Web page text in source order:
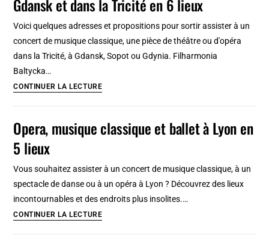
Opéra
ballet
d’avant
Gdansk et dans la Tricité en 6 lieux
Voici quelques adresses et propositions pour sortir assister à un
concert de musique classique, une pièce de théâtre ou d'opéra
dans la Tricité, à Gdansk, Sopot ou Gdynia. Filharmonia
Baltycka…
CONTINUER LA LECTUREMusique
et
la
Opera, musique classique et ballet à Lyon en
5 lieux
Vous souhaitez assister à un concert de musique classique, à un
spectacle de danse ou à un opéra à Lyon ? Découvrez des lieux
incontournables et des endroits plus insolites.…
CONTINUER LA LECTUREOpera,